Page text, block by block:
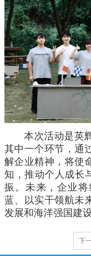
本次活动是英
其中一个环节，通
解企业精神，将使
知，推动个人成长
振。未来，企业
蓝、以实干领航未
发展和海洋强国建
下